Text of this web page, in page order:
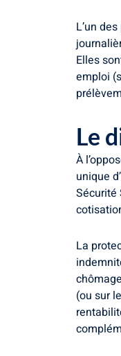
L’un
Elles
emploi
Le
À
unique
Sécurité
La
(ou sur